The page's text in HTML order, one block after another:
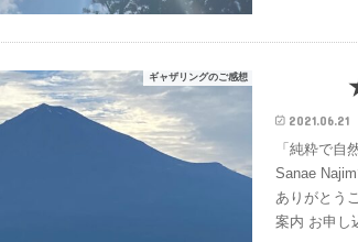
ギャザリングのご感想
2021.06.21
「純粋で自
Sanae
ありがとう
案内 お申し